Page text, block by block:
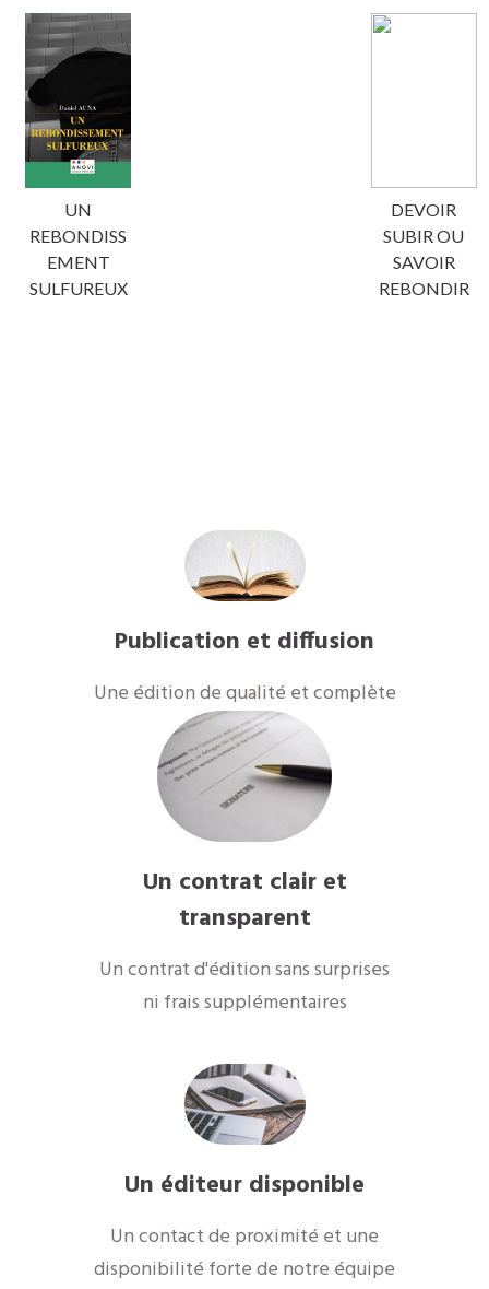
UN
REBONDISS
EMENT
SULFUREUX
DEVOIR
SUBIR OU
SAVOIR
REBONDIR
Publication et diffusion
Une édition de qualité et complète
Un contrat clair et
transparent
Un contrat d'édition sans surprises
ni frais supplémentaires
Un éditeur disponible
Un contact de proximité et une
disponibilité forte de notre équipe